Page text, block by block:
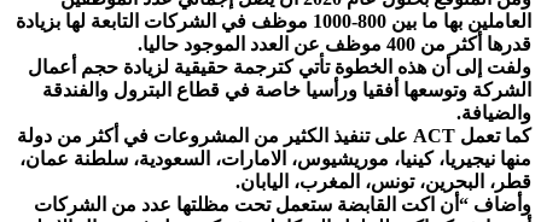
العاملين بها ما بين 800-1000 موظف في الشركات التابعة لها بزيادة
قدرها أكثر من 400 موظف عن العدد الموجود حاليا.
ولفت إلى أن هذه الخطوة تأتي كترجمة حقيقية لزيادة حجم أعمال
الشركة وتوسعها أفقيا ورأسيا خاصة في قطاع البترول والفندقة
والضيافة.
كما تعمل ACT على تنفيذ الكثير من المشروعات في أكثر من دولة
منها نيجيريا، كينيا، موريشيوس، الامارات، السعودية، سلطنة عمان،
قطر، البحرين، تونس، المغرب، اليابان.
وأضاف “أن اكت القابضة ستعمل تحت مظلتها عدد من الشركات